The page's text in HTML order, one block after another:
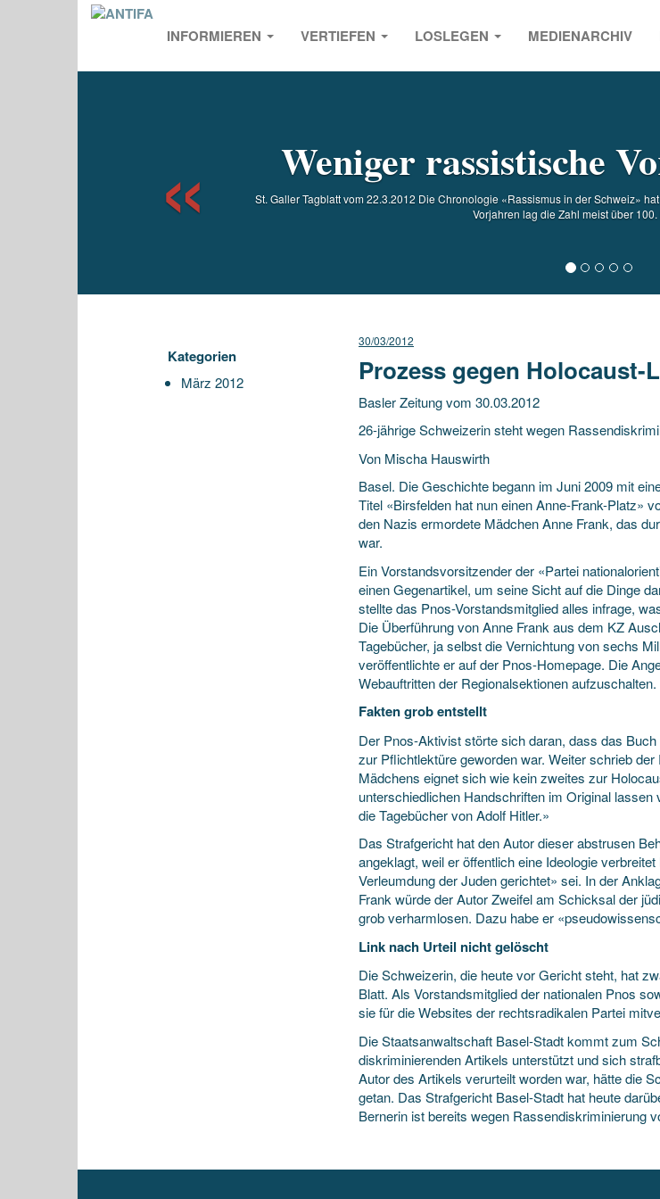
INFORMIEREN VERTIEFEN LOSLEGEN MEDIENARCHIV
Weniger rassistische
St. Galler Tagblatt vom 22.3.2012 Die Chronologie «Rassismus in der Schweiz»
Vorjahren lag die Zahl meist über 100.
Kategorien
März 2012
30/03/2012
Prozess gegen Holocaust-
Basler Zeitung vom 30.03.2012
26-jährige Schweizerin steht wegen
Von Mischa Hauswirth
Basel. Die Geschichte begann im Juni 2009 mit
Titel «Birsfelden hat nun einen Anne-Frank-Platz»
den Nazis ermordete Mädchen Anne Frank, das
war.
Ein Vorstandsvorsitzender der «Partei
einen Gegenartikel, um seine Sicht auf die Dinge
stellte das Pnos-Vorstandsmitglied alles infrage,
Die Überführung von Anne Frank aus dem KZ
Tagebücher, ja selbst die Vernichtung von sechs
veröffentlichte er auf der Pnos-Homepage. Die
Webauftritten der Regionalsektionen
Fakten grob entstellt
Der Pnos-Aktivist störte sich daran, dass das
zur Pflichtlektüre geworden war. Weiter schrieb
Mädchens eignet sich wie kein zweites zur
unterschiedlichen Handschriften im Original
die Tagebücher von Adolf Hitler.»
Das Strafgericht hat den Autor dieser abstrusen
angeklagt, weil er öffentlich eine Ideologie
Verleumdung der Juden gerichtet» sei. In der
Frank würde der Autor Zweifel am Schicksal der
grob verharmlosen. Dazu habe er
Link nach Urteil nicht gelöscht
Die Schweizerin, die heute vor Gericht steht, hat
Blatt. Als Vorstandsmitglied der nationalen Pnos
sie für die Websites der rechtsradikalen Partei
Die Staatsanwaltschaft Basel-Stadt kommt zum
diskriminierenden Artikels unterstützt und sich
Autor des Artikels verurteilt worden war, hätte die
getan. Das Strafgericht Basel-Stadt hat heute
Bernerin ist bereits wegen Rassendiskriminierung